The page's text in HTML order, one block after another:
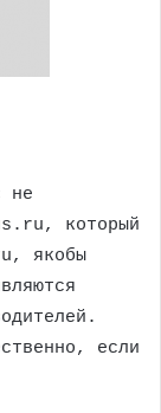
не
который
якобы
если